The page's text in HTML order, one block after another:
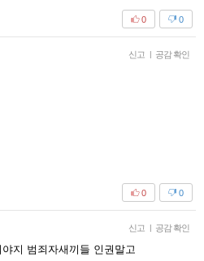
0
0
신고 | 공감 확인
0
0
신고 | 공감 확인
지 범죄자새끼들 인권말고